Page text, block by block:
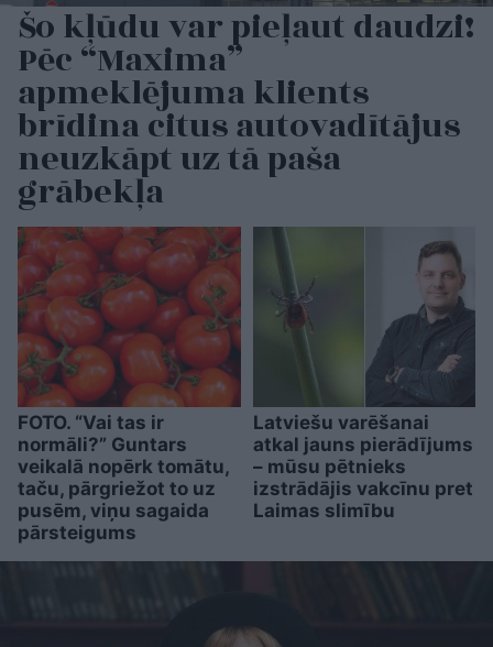
Šo kļūdu var pieļaut daudzi!
Pēc “Maxima”
apmeklējuma klients
brīdina citus autovadītājus
neuzkāpt uz tā paša
grābekļa
FOTO. “Vai tas ir
normāli?” Guntars
veikalā nopērk tomātu,
taču, pārgriežot to uz
pusēm, viņu sagaida
pārsteigums
Latviešu varēšanai
atkal jauns pierādījums
– mūsu pētnieks
izstrādājis vakcīnu pret
Laimas slimību